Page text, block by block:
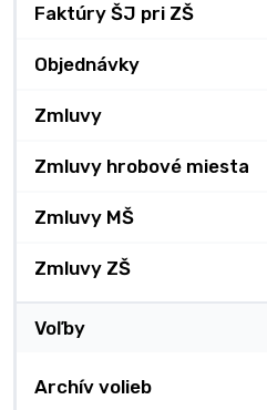
Faktúry ŠJ pri ZŠ
Objednávky
Zmluvy
Zmluvy hrobové miesta
Zmluvy MŠ
Zmluvy ZŠ
Voľby
Archív volieb